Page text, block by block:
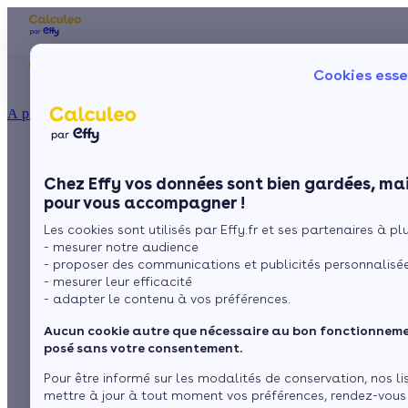
Cookies
Chez Effy vos données sont bien gardées,
pour vous accompagner !
Les cookies sont utilisés par Effy.fr et ses partenaires à
- mesurer notre audience
- proposer des communications et publicités
- mesurer leur efficacité
- adapter le contenu à vos préférences.
Aucun cookie autre que nécessaire au bon
posé sans votre consentement.
Pour être informé sur les modalités de conservation, nos
mettre à jour à tout moment vos préférences, rendez-
À propos
Ma Prime Rénov'
Le chèque énergie
La TVA réduite
L'éco-prêt à taux zéro
Trouver mes aides
Nos conseils
Sol
Fenêtres
La maison en paille,
écologique mais peu
connue
Sommaire
Une habitation avec ou sans ossature